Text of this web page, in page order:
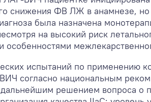
снижения ФВ ЛЖ в анамнезе,
была назначена
на высокий риск
особенностями
испытаний по применению
согласно национальным
решением вопроса о